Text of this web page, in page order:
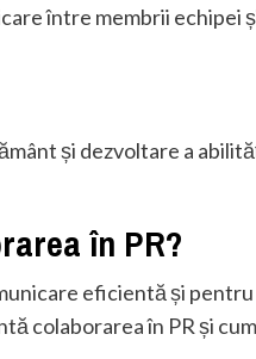
între membrii echipei
și dezvoltare a
în PR?
eficientă și
colaborarea în PR și